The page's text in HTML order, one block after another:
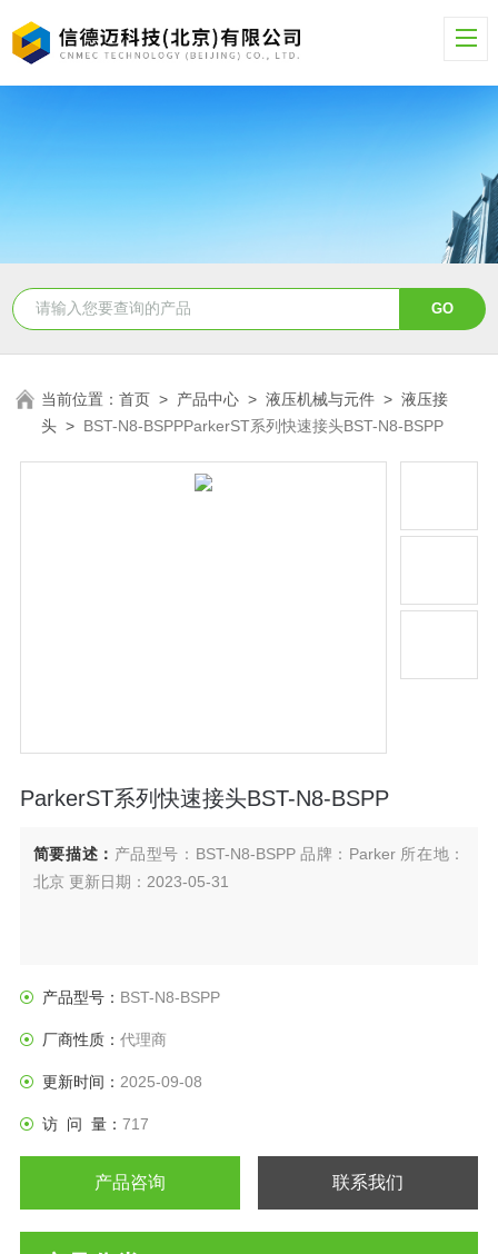
当前位置：首页 > 产品中心 >液压机械与元件 >液压接
头 > BST-N8-BSPPParkerST系列快速接头BST-N8-BSPP
ParkerST系列快速接头BST-N8-BSPP
简要描述： 产品型号：BST-N8-BSPP 品牌：Parker 所在地：
北京 更新日期：2023-05-31
产品型号： BST-N8-BSPP
厂商性质： 代理商
更新时间： 2025-09-08
访 问 量： 717
产品咨询 联系我们